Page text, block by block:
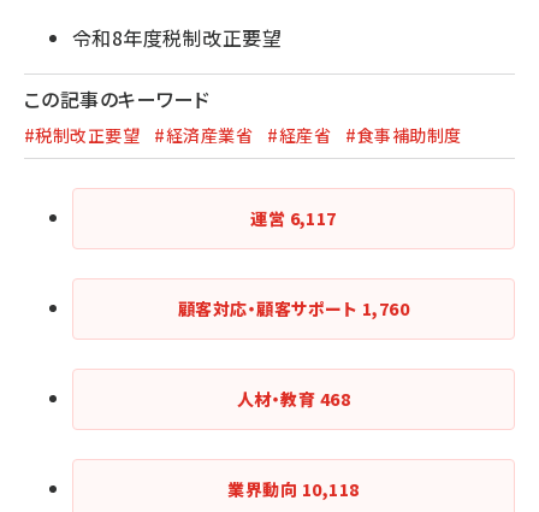
令和8年度税制改正要望
この記事のキーワード
#税制改正要望 #経済産業省 #経産省 #食事補助制度
運営 6,117
顧客対応・顧客サポート 1,760
人材・教育 468
業界動向 10,118